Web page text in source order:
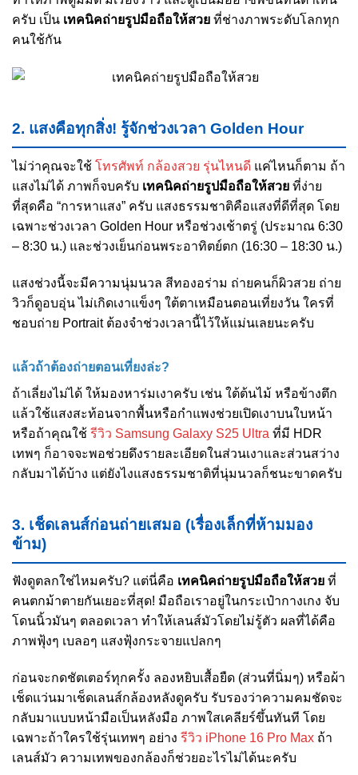
ครับ เป็น เทคนิคถ่ายรูปมือถือให้สวย ที่ช่างภาพระดับโลกทุก
คนใช้กัน
2. แสงคือทุกสิ่ง! รู้จักช่วงเวลา Golden Hour
ไม่ว่าคุณจะใช้ โทรศัพท์ กล้องสวย รุ่นไหนดี แค่ไหนก็ตาม ถ้า
แสงไม่ได้ ภาพก็จบครับ เทคนิคถ่ายรูปมือถือให้สวย ที่ง่าย
ที่สุดคือ “การหาแสง” ครับ แสงธรรมชาติคือแสงที่ดีที่สุด โดย
เฉพาะช่วงเวลา Golden Hour หรือช่วงเช้าตรู่ (ประมาณ 6:30
– 8:30 น.) และช่วงเย็นก่อนพระอาทิตย์ตก (16:30 – 18:30 น.)
แสงช่วงนี้จะมีความนุ่มนวล สีทองอร่าม ถ่ายคนก็ผิวสวย ถ่าย
วิวก็ดูอบอุ่น ไม่เกิดเงาแข็งๆ ใต้ตาเหมือนตอนเที่ยงวัน ใครที่
ชอบถ่าย Portrait ต้องจำช่วงเวลานี้ไว้ให้แม่นเลยนะครับ
แล้วถ้าต้องถ่ายตอนเที่ยงล่ะ?
ถ้าเลี่ยงไม่ได้ ให้มองหาร่มเงาครับ เช่น ใต้ต้นไม้ หรือข้างตึก
แล้วใช้แสงสะท้อนจากพื้นหรือกำแพงช่วยเปิดเงาบนใบหน้า
หรือถ้าคุณใช้ รีวิว Samsung Galaxy S25 Ultra ที่มี HDR
เทพๆ ก็อาจจะพอช่วยดึงรายละเอียดในส่วนเงาและส่วนสว่าง
กลับมาได้บ้าง แต่ยังไงแสงธรรมชาติที่นุ่มนวลก็ชนะขาดครับ
3. เช็ดเลนส์ก่อนถ่ายเสมอ (เรื่องเล็กที่ห้ามมอง
ข้าม)
ฟังดูตลกใช่ไหมครับ? แต่นี่คือ เทคนิคถ่ายรูปมือถือให้สวย ที่
คนตกม้าตายกันเยอะที่สุด! มือถือเราอยู่ในกระเป๋ากางเกง จับ
โดนนิ้วมันๆ ตลอดเวลา ทำให้เลนส์มัวโดยไม่รู้ตัว ผลที่ได้คือ
ภาพฟุ้งๆ เบลอๆ แสงฟุ้งกระจายแปลกๆ
ก่อนจะกดชัตเตอร์ทุกครั้ง ลองหยิบเสื้อยืด (ส่วนที่นิ่มๆ) หรือผ้า
เช็ดแว่นมาเช็ดเลนส์กล้องหลังดูครับ รับรองว่าความคมชัดจะ
กลับมาแบบหน้ามือเป็นหลังมือ ภาพใสเคลียร์ขึ้นทันที โดย
เฉพาะถ้าใครใช้รุ่นเทพๆ อย่าง รีวิว iPhone 16 Pro Max ถ้า
เลนส์มัว ความเทพของกล้องก็ช่วยอะไรไม่ได้นะครับ